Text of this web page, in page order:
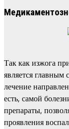
Так как изжога
является главным
лечение
есть, самой
препараты,
проявления